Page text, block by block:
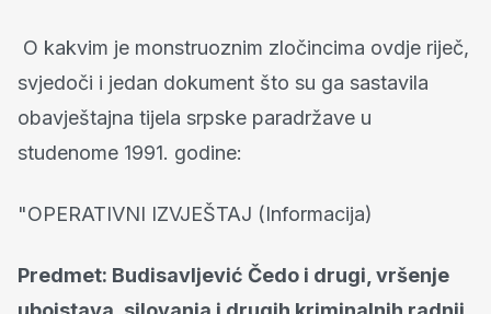
O kakvim je monstruoznim zločincima ovdje riječ,
svjedoči i jedan dokument što su ga sastavila
obavještajna tijela srpske paradržave u
studenome 1991. godine:
"OPERATIVNI IZVJEŠTAJ (Informacija)
Predmet: Budisavljević Čedo i drugi, vršenje